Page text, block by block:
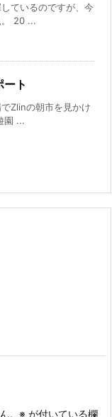
ているのですが、今
。 20 ...
ト
Zlinの朝市を見かけ
園 ...
。 ※ が付いている欄